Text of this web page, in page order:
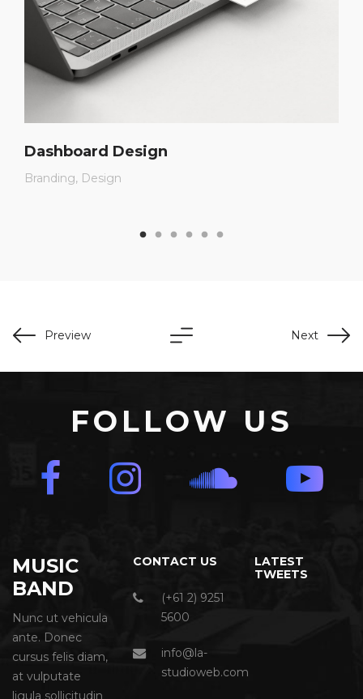
Branding Design
Dashboard Design
Preview Next
FOLLOW US
MUSIC
BAND
Nunc ut vehicula
ante. Donec
cursus felis diam,
at vulputate
ligula sollicitudin
CONTACT US
(+61 2) 9251
5600
info@la-
studioweb.com
LATEST
TWEETS